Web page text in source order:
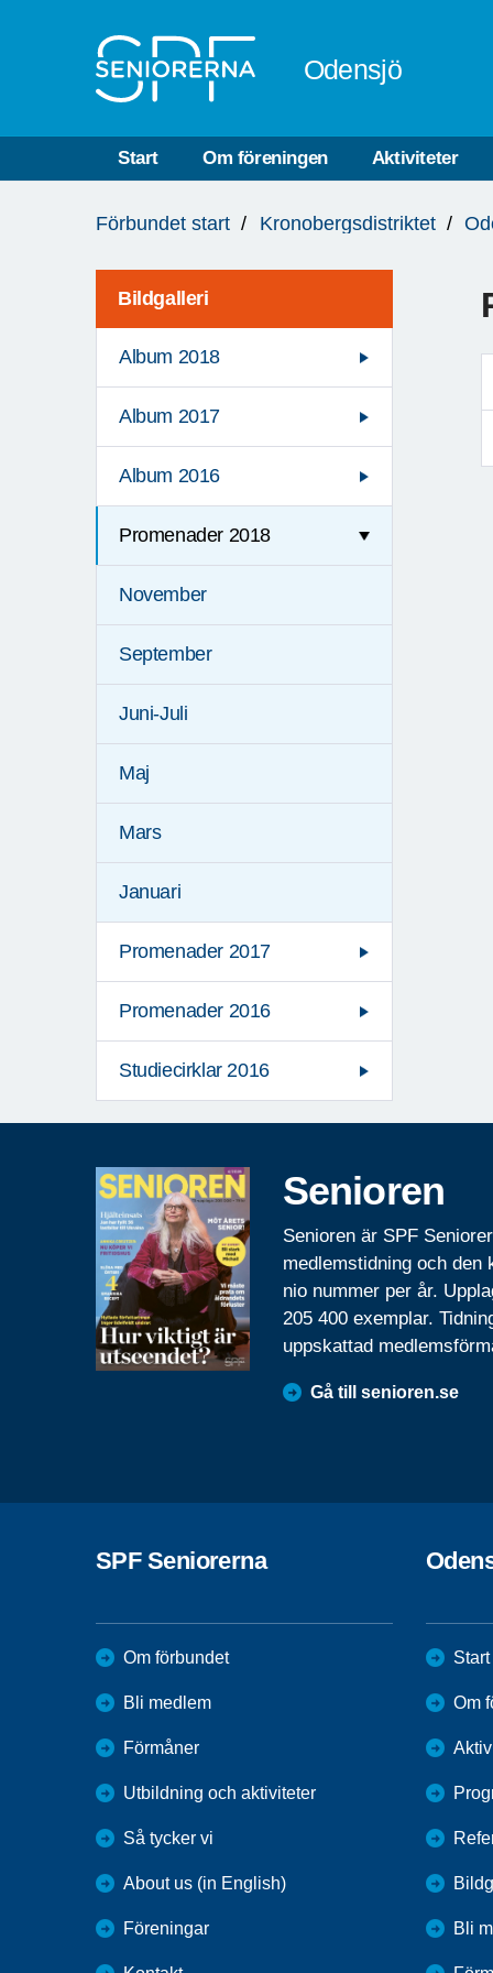
Odensjö
Start Om föreningen Aktiviteter
är
Förbundet start Kronobergsdistriktet
Bildgalleri
Album 2018
Album 2017
Album 2016
Promenader 2018
November
September
Juni-Juli
Maj
Mars
Januari
Promenader 2017
Promenader 2016
Studiecirklar 2016
Senioren
Senioren är SPF
medlemstidning och den
nio nummer per år.
205 400 exemplar.
uppskattad
Gå till senioren.se
SPF Seniorerna
Om förbundet
Bli medlem
Förmåner
Utbildning och aktiviteter
Så tycker vi
About us (in English)
Föreningar
Start
Om
Bli